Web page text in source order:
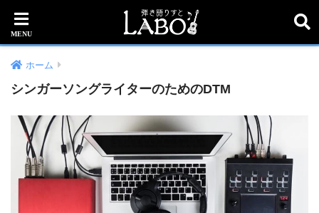
ホーム
シンガーソングライターのためのDTM